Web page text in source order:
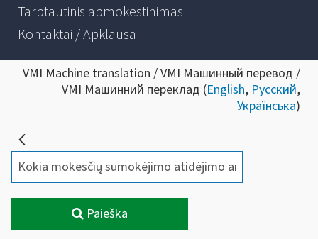
Tarptautinis apmokestinimas
Kontaktai / Apklausa
VMI Machine translation / VMI Машинный перевод /
VMI Машинний переклад (English, Русский,
Українська)
Paieška